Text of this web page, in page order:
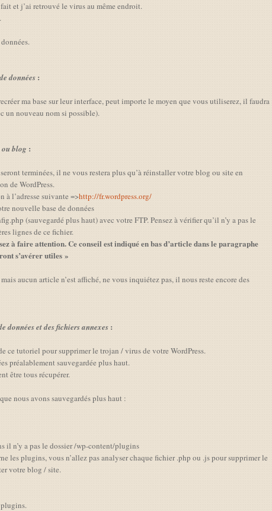
et j’ai retrouvé le virus au même endroit.
données :
ma base sur leur interface, peut importe le moyen que vous utiliserez, il faudra
un nouveau nom si possible).
blog :
terminées, il ne vous restera plus qu’à réinstaller votre blog ou site en
de WordPress.
à l’adresse suivante =>http://fr.wordpress.org/
nouvelle base de données
(sauvegardé plus haut) avec votre FTP. Pensez à vérifier qu’il n’y a pas le
lignes de ce fichier.
à faire attention. Ce conseil est indiqué en bas d’article dans le paragraphe
s’avérer utiles »
aucun article n’est affiché, ne vous inquiétez pas, il nous reste encore des
données et des fichiers annexes :
ce tutoriel pour supprimer le trojan / virus de votre WordPress.
préalablement sauvegardée plus haut.
être tous récupérer.
nous avons sauvegardés plus haut :
il n’y a pas le dossier /wp-content/plugins
les plugins, vous n’allez pas analyser chaque fichier .php ou .js pour supprimer le
votre blog / site.
plugins.